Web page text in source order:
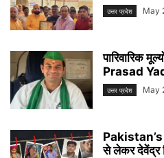
उत्तर प्रदेश May
पारिवारिक
Prasad
उत्तर प्रदेश May
Pakistan’s
से लेकर देवेंद्र